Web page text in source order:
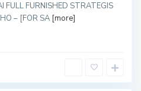
FULL FURNISHED STRATEGIS
– [FOR SA [more]